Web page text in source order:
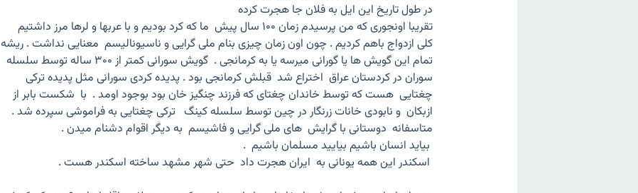
در طول تاریخ این ایل به فلان جا هجرت کرده
تقریبا اونجوری که من پرسیدم زمان ۱۰۰ سال پیش ما که کرد بودیم و با عربها و لرها مرز داشتیم
کلی ازدواج باهم کردیم . چون اون زمان چیزی بنام ملی گرایی و ناسیونالیسم معنایی نداشت . ریشه
تمام این گویش ها یا گورانی میرسه یا به کرمانجی . گویش سورانی کمتر از ۳۰۰ ساله توسط سلسله
سوران در کردستان عراق اختراع شد قبلش کرمانجی بود . پدیده کردی سورانی مثل پدیده ترکی
چغتایی هست که توسط خاندان چغتای که فرزند چنگیز خان بود بوجود اومد . با شکست بابر از
ازبکان و نابودی خانات زرنگار در چین توسط سلسله کینگ ترکی چغتایی به فراموشی سپرده شد .
متاسفانه دوستانی با گرایش های ملی گرایی و فاشیسم به دیگر اقوام دشنام میدن .
بیاید انسان باشیم بیایید مسلمان باشیم .
اسکندر این همه یونانی به ایران هجرت داد حتی شهر مشهد ساخته اسکندر هست .